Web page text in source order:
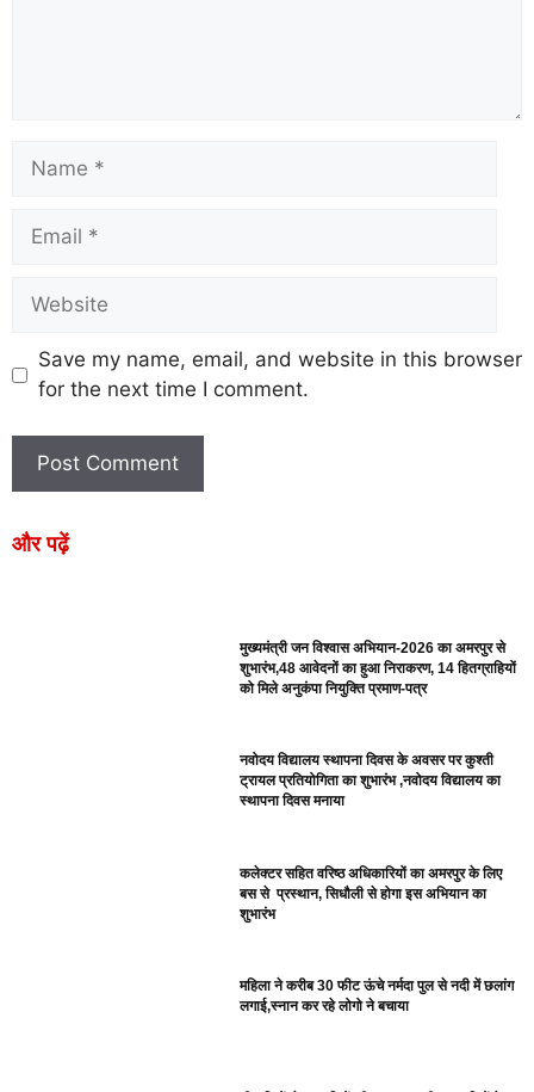
Save my name, email, and website in this browser
for the next time I comment.
और पढ़ें
मुख्यमंत्री जन विश्वास अभियान-2026 का अमरपुर से
शुभारंभ,48 आवेदनों का हुआ निराकरण, 14 हितग्राहियों
को मिले अनुकंपा नियुक्ति प्रमाण-पत्र
नवोदय विद्यालय स्थापना दिवस के अवसर पर कुश्ती
ट्रायल प्रतियोगिता का शुभारंभ ,नवोदय विद्यालय का
स्थापना दिवस मनाया
कलेक्टर सहित वरिष्ठ अधिकारियों का अमरपुर के लिए
बस से प्रस्थान, सिधौली से होगा इस अभियान का
शुभारंभ
महिला ने करीब 30 फीट ऊंचे नर्मदा पुल से नदी में छलांग
लगाई,स्नान कर रहे लोगो ने बचाया